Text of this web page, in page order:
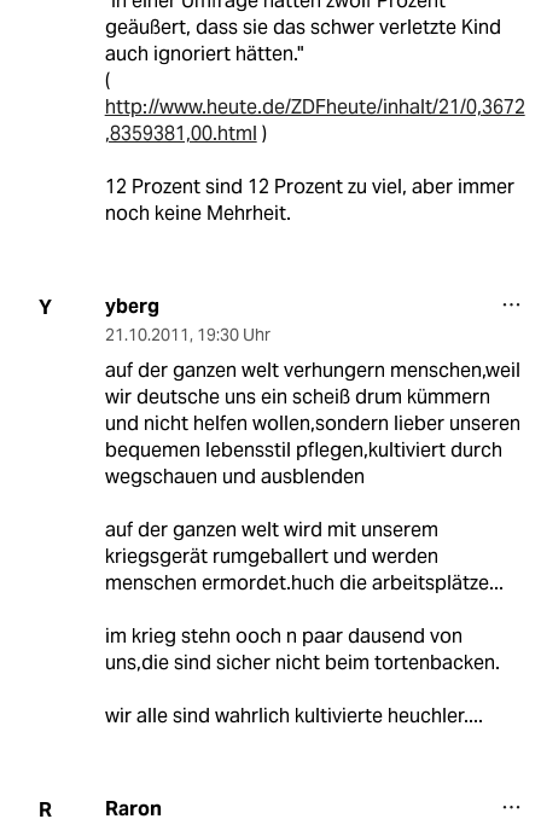
geäußert, dass sie das schwer verletzte Kind
auch ignoriert hätten."
(
http://www.heute.de/ZDFheute/inhalt/21/0,3672
,8359381,00.html )
12 Prozent sind 12 Prozent zu viel, aber immer
noch keine Mehrheit.
Y yberg
21.10.2011, 19:30 Uhr
auf der ganzen welt verhungern menschen,weil
wir deutsche uns ein scheiß drum kümmern
und nicht helfen wollen,sondern lieber unseren
bequemen lebensstil pflegen,kultiviert durch
wegschauen und ausblenden
auf der ganzen welt wird mit unserem
kriegsgerät rumgeballert und werden
menschen ermordet.huch die arbeitsplätze...
im krieg stehn ooch n paar dausend von
uns,die sind sicher nicht beim tortenbacken.
wir alle sind wahrlich kultivierte heuchler....
R Raron